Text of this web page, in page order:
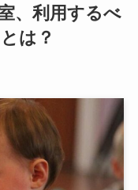
、利用するべ
は？